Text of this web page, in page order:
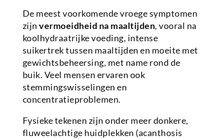
De meest voorkomende vroege symptomen
zijnvermoeidheid na maaltijden, vooral na
koolhydraatrijke voeding, intense
suikertrek tussen maaltijden en moeite met
gewichtsbeheersing, met name rond de
buik. Veel mensen ervaren ook
stemmingswisselingen en
concentratieproblemen.
Fysieke tekenen zijn onder meer donkere,
fluweelachtige huidplekken (acanthosis